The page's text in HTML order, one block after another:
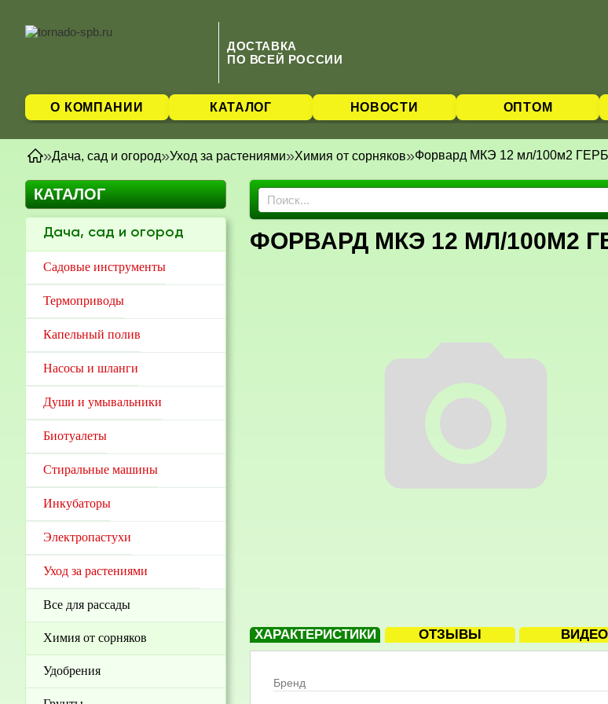
ДОСТАВКА
ПО ВСЕЙ РОССИИ
О КОМПАНИИ КАТАЛОГ НОВОСТИ ОПТОМ
»Дача, сад и огород»Уход за растениями»Химия от сорняков»Форвард МКЭ 12 мл/100м2
КАТАЛОГ
Дача, сад и огород
Садовые инструменты
Термоприводы
Капельный полив
Насосы и шланги
Души и умывальники
Биотуалеты
Стиральные машины
Инкубаторы
Электропастухи
Уход за растениями
Все для рассады
Химия от сорняков
Удобрения
ХАРАКТЕРИСТИКИ ОТЗЫВЫ ВИДЕО
Бренд